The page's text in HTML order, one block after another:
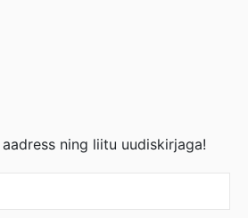
ning liitu uudiskirjaga!